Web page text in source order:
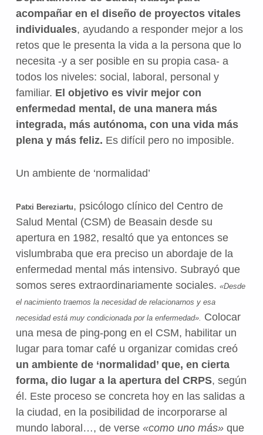
acompañar en el diseño de proyectos vitales
individuales, ayudando a responder mejor a los
retos que le presenta la vida a la persona que lo
necesita -y a ser posible en su propia casa- a
todos los niveles: social, laboral, personal y
familiar. El objetivo es vivir mejor con
enfermedad mental, de una manera más
integrada, más autónoma, con una vida más
plena y más feliz. Es difícil pero no imposible.
Un ambiente de ‘normalidad’
Patxi Bereziartu, psicólogo clínico del Centro de
Salud Mental (CSM) de Beasain desde su
apertura en 1982, resaltó que ya entonces se
vislumbraba que era preciso un abordaje de la
enfermedad mental más intensivo. Subrayó que
somos seres extraordinariamente sociales. «Desde
el nacimiento traemos la necesidad de relacionarnos y esa
necesidad está muy condicionada por la enfermedad». Colocar
una mesa de ping-pong en el CSM, habilitar un
lugar para tomar café u organizar comidas creó
un ambiente de ‘normalidad’ que, en cierta
forma, dio lugar a la apertura del CRPS, según
él. Este proceso se concreta hoy en las salidas a
la ciudad, en la posibilidad de incorporarse al
mundo laboral…, de verse «como uno más»que